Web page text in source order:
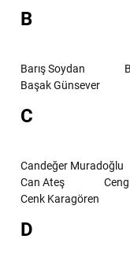
B
Barış Soydan
Başak Günsever
C
Candeğer Muradoğlu
Can Ateş
Cenk Karagören
D